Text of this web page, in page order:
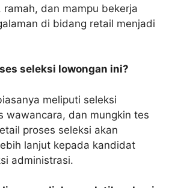
ramah, dan mampu bekerja
di bidang retail menjadi
seleksi lowongan ini?
meliputi seleksi
wawancara, dan mungkin tes
proses seleksi akan
lanjut kepada kandidat
administrasi.